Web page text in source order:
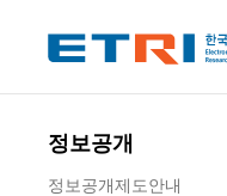
정보공개
정보공개제도안내